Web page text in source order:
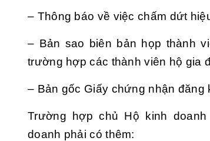
– Thông báo về việc chấm dứt
– Bản sao biên bản họp thành
trường hợp các thành viên hộ gia
– Bản gốc Giấy chứng nhận đăng
Trường hợp chủ Hộ kinh
doanh phải có thêm: